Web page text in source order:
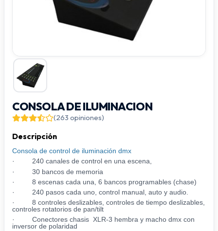
CONSOLA DE ILUMINACION
(263 opiniones)
Descripción
Consola de control de iluminación dmx
· 240 canales de control en una escena,
· 30 bancos de memoria
· 8 escenas cada una, 6 bancos programables (chase)
· 240 pasos cada uno, control manual, auto y audio.
· 8 controles deslizables, controles de tiempo deslizables,
controles rotatorios de pan/tilt
· Conectores chasis XLR-3 hembra y macho dmx con
inversor de polaridad